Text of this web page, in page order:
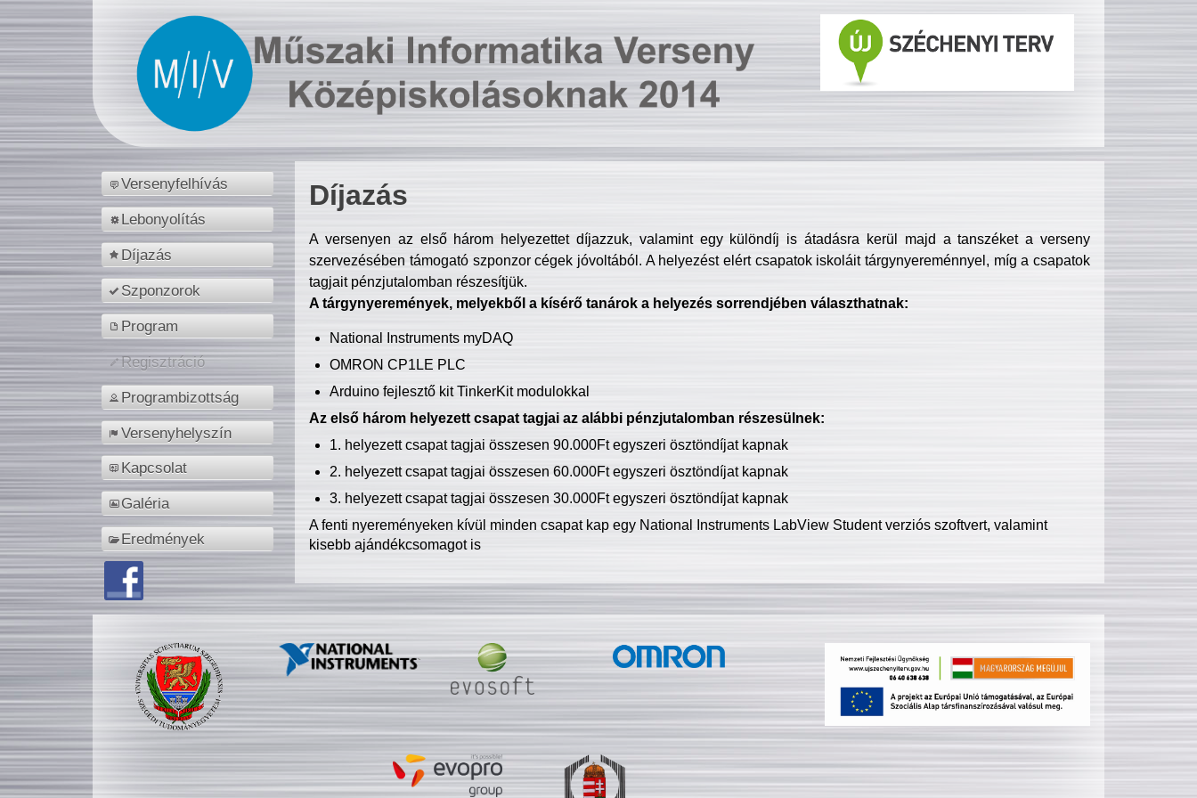
Versenyfelhívás
Lebonyolítás
Díjazás
Szponzorok
Program
Regisztráció
Programbizottság
Versenyhelyszín
Kapcsolat
Galéria
Eredmények
Díjazás
A versenyen az első három helyezettet díjazzuk, valamint egy különdíj is átadásra kerül majd a tanszéket a verseny
szervezésében támogató szponzor cégek jóvoltából. A helyezést elért csapatok iskoláit tárgynyereménnyel, míg a csapatok
tagjait pénzjutalomban részesítjük.
A tárgynyeremények, melyekből a kísérő tanárok a helyezés sorrendjében választhatnak:
National Instruments myDAQ
OMRON CP1LE PLC
Arduino fejlesztő kit TinkerKit modulokkal
Az első három helyezett csapat tagjai az alábbi pénzjutalomban részesülnek:
1. helyezett csapat tagjai összesen 90.000Ft egyszeri ösztöndíjat kapnak
2. helyezett csapat tagjai összesen 60.000Ft egyszeri ösztöndíjat kapnak
3. helyezett csapat tagjai összesen 30.000Ft egyszeri ösztöndíjat kapnak
A fenti nyereményeken kívül minden csapat kap egy National Instruments LabView Student verziós szoftvert, valamint
kisebb ajándékcsomagot is